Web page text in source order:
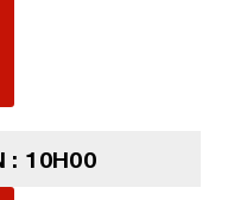
: 10H00